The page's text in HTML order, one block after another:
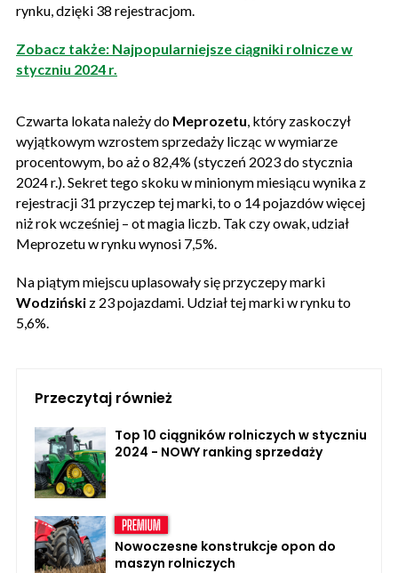
rynku, dzięki 38 rejestracjom.
Zobacz także: Najpopularniejsze ciągniki rolnicze w
styczniu 2024 r.
Czwarta lokata należy do Meprozetu , który zaskoczył
wyjątkowym wzrostem sprzedaży licząc w wymiarze
procentowym, bo aż o 82,4% (styczeń 2023 do stycznia
2024 r.). Sekret tego skoku w minionym miesiącu wynika z
rejestracji 31 przyczep tej marki, to o 14 pojazdów więcej
niż rok wcześniej – ot magia liczb. Tak czy owak, udział
Meprozetu w rynku wynosi 7,5%.
Na piątym miejscu uplasowały się przyczepy marki
Wodziński z 23 pojazdami. Udział tej marki w rynku to
5,6%.
Przeczytaj również
Top 10 ciągników rolniczych w styczniu
2024 - NOWY ranking sprzedaży
Nowoczesne konstrukcje opon do
maszyn rolniczych